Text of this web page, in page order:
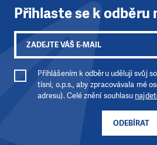
LÍBÍ SE VÁM, CO
PODPOŘTE
Abychom mohli pomáhat
bez Vaší podpory. Ať už se
jedním darem nebo se stanete
Klubu přátel, Vaše dary nám
kde je to nejvíce
Přihlaste se k
ODEBÍRAT
Přihlášením k odběru uděluji svůj
tísni, o.p.s., aby zpracovávala mé
adresu). Celé znění souhlasu